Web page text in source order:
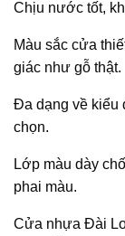
Chịu nước tốt,
Màu sắc cửa
giác như gỗ thật.
Đa dạng về kiểu
chọn.
Lớp màu dày
phai màu.
Cửa nhựa Đài